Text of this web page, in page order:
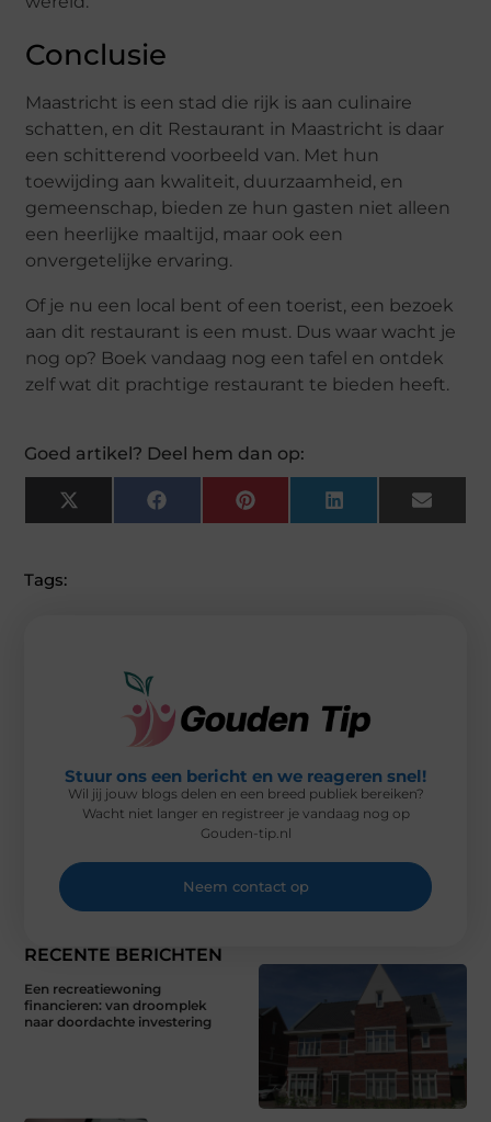
Conclusie
Maastricht is een stad die rijk is aan culinaire
schatten, en dit Restaurant in Maastricht is daar
een schitterend voorbeeld van. Met hun
toewijding aan kwaliteit, duurzaamheid, en
gemeenschap, bieden ze hun gasten niet alleen
een heerlijke maaltijd, maar ook een
onvergetelijke ervaring.
Of je nu een local bent of een toerist, een bezoek
aan dit restaurant is een must. Dus waar wacht je
nog op? Boek vandaag nog een tafel en ontdek
zelf wat dit prachtige restaurant te bieden heeft.
Goed artikel? Deel hem dan op:
X
(
F
A
P
I
L
I
E
M
Tags:
RECENTE BERICHTEN
Een recreatiewoning
financieren: van droomplek
naar doordachte investering
Stuur ons een bericht en we reageren snel!
Wil jij jouw blogs delen en een breed publiek bereiken?
Wacht niet langer en registreer je vandaag nog op
Gouden-tip.nl
Neem contact op